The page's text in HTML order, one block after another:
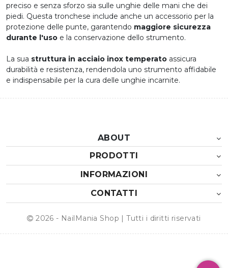
preciso e senza sforzo sia sulle unghie delle mani che dei
piedi. Questa tronchese include anche un accessorio per la
protezione delle punte, garantendo maggiore sicurezza
durante l'uso e la conservazione dello strumento.
La sua struttura in acciaio inox temperato assicura
durabilità e resistenza, rendendola uno strumento affidabile
e indispensabile per la cura delle unghie incarnite.
ABOUT
PRODOTTI
INFORMAZIONI
CONTATTI
2026 - NailMania Shop | Tutti i diritti riservati